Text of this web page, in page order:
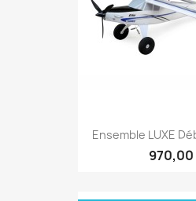
Ensemble LUXE
970,00